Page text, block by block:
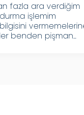
fazla ara verdiğim
işlemim
benden pişman...